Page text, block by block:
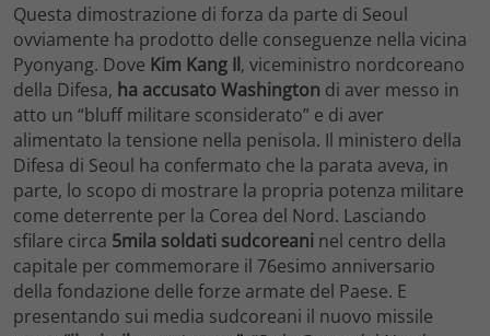
Questa dimostrazione di forza da parte di Seoul
ovviamente ha prodotto delle conseguenze nella vicina
Pyonyang. Dove Kim Kang Il, viceministro nordcoreano
della Difesa, ha accusato Washington di aver messo in
atto un “bluff militare sconsiderato” e di aver
alimentato la tensione nella penisola. Il ministero della
Difesa di Seoul ha confermato che la parata aveva, in
parte, lo scopo di mostrare la propria potenza militare
come deterrente per la Corea del Nord. Lasciando
sfilare circa 5mila soldati sudcoreani nel centro della
capitale per commemorare il 76esimo anniversario
della fondazione delle forze armate del Paese. E
presentando sui media sudcoreani il nuovo missile